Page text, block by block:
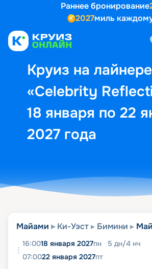
Раннее бронирование
2027миль
Круиз на лайнере
«Celebrity
18 января по 22
2027 года
Выбор кают
Майами Ки-Уэст Бимини
16:0018 января 2027пн 5 дн/4 нч
07:0022 января 2027пт